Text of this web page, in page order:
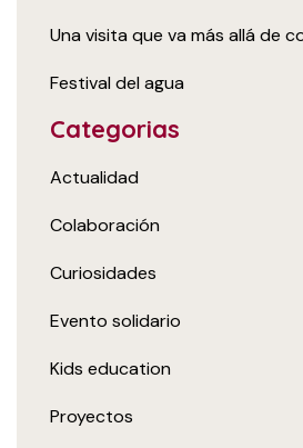
Una visita que va más allá de
Festival del agua
Categorias
Actualidad
Colaboración
Curiosidades
Evento solidario
Kids education
Proyectos